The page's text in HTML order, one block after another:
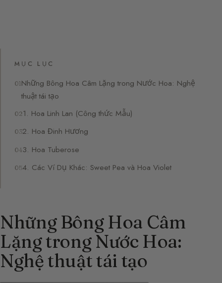
MỤC LỤC
Những Bông Hoa Câm Lặng trong Nước Hoa: Nghệ
thuật tái tạo
1. Hoa Linh Lan (Công thức Mẫu)
2. Hoa Đinh Hương
3. Hoa Tuberose
4. Các Ví Dụ Khác: Sweet Pea và Hoa Violet
Những Bông Hoa Câm
Lặng trong Nước Hoa:
Nghệ thuật tái tạo